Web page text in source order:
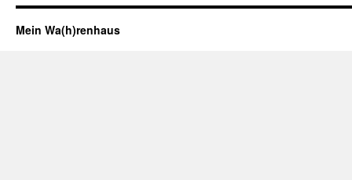
Mein Wa(h)renhaus